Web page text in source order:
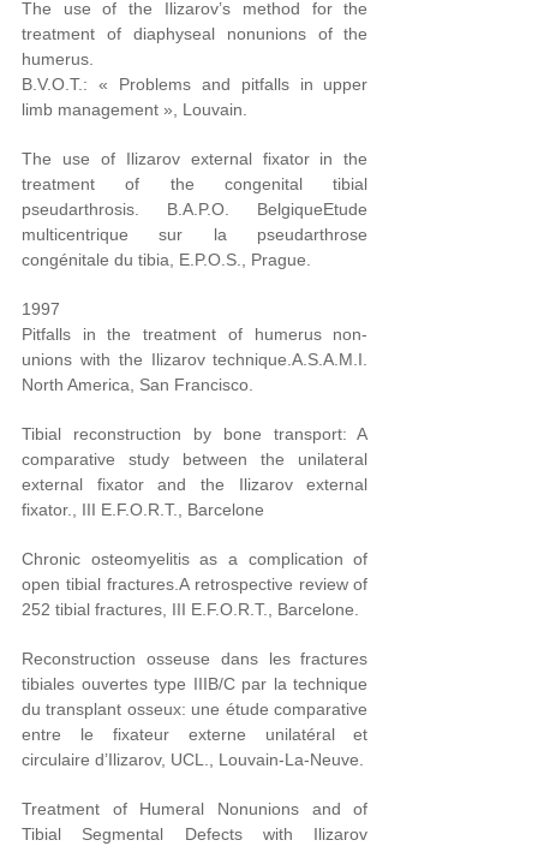
The use of the Ilizarov’s method for the
treatment of diaphyseal nonunions of the
humerus.
B.V.O.T.: « Problems and pitfalls in upper
limb management », Louvain.
The use of Ilizarov external fixator in the
treatment of the congenital tibial
pseudarthrosis. B.A.P.O. BelgiqueEtude
multicentrique sur la pseudarthrose
congénitale du tibia, E.P.O.S., Prague.
1997
Pitfalls in the treatment of humerus non-
unions with the Ilizarov technique.A.S.A.M.I.
North America, San Francisco.
Tibial reconstruction by bone transport: A
comparative study between the unilateral
external fixator and the Ilizarov external
fixator., III E.F.O.R.T., Barcelone
Chronic osteomyelitis as a complication of
open tibial fractures.A retrospective review of
252 tibial fractures, III E.F.O.R.T., Barcelone.
Reconstruction osseuse dans les fractures
tibiales ouvertes type IIIB/C par la technique
du transplant osseux: une étude comparative
entre le fixateur externe unilatéral et
circulaire d’Ilizarov, UCL., Louvain-La-Neuve.
Treatment of Humeral Nonunions and of
Tibial Segmental Defects with Ilizarov